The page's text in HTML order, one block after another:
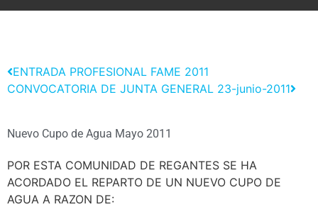
ENTRADA PROFESIONAL FAME 2011
CONVOCATORIA DE JUNTA GENERAL 23-junio-2011
Nuevo Cupo de Agua Mayo 2011
POR ESTA COMUNIDAD DE REGANTES SE HA
ACORDADO EL REPARTO DE UN NUEVO CUPO DE
AGUA A RAZON DE: